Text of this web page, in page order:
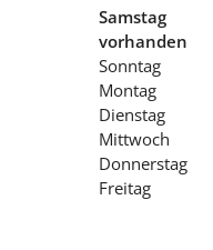
Samstag
vorhanden
Sonntag
Montag
Dienstag
Mittwoch
Donnerstag
Freitag